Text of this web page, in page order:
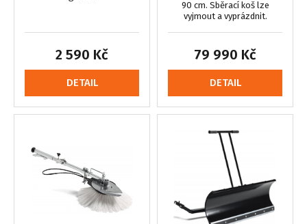
2 590 Kč
DETAIL
90 cm. Sběrací koš lze
vyjmout a vyprázdnit.
79 990 Kč
DETAIL